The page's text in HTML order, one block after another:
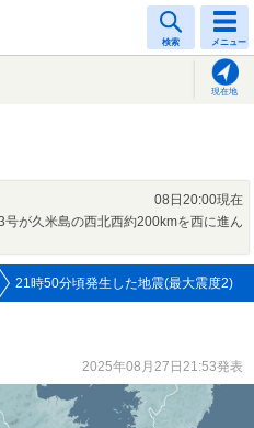
検索 メニュー
現在地
08日20:00現在
号が久米島の西北西約200kmを西に進ん
21時50分頃発生した地震(最大震度2)
2025年08月27日21:53発表